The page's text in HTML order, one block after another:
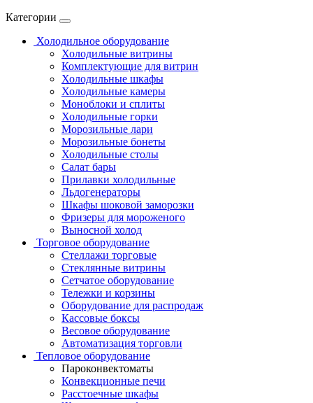
Категории
Холодильное оборудование
Холодильные витрины
Комплектующие для витрин
Холодильные шкафы
Холодильные камеры
Моноблоки и сплиты
Холодильные горки
Морозильные лари
Морозильные бонеты
Холодильные столы
Салат бары
Прилавки холодильные
Льдогенераторы
Шкафы шоковой заморозки
Фризеры для мороженого
Выносной холод
Торговое оборудование
Стеллажи торговые
Стеклянные витрины
Сетчатое оборудование
Тележки и корзины
Оборудование для распродаж
Кассовые боксы
Весовое оборудование
Автоматизация торговли
Тепловое оборудование
Пароконвектоматы
Конвекционные печи
Расстоечные шкафы